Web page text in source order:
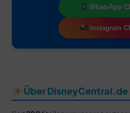
WhatsApp
Instagram
Über DisneyCentral.de